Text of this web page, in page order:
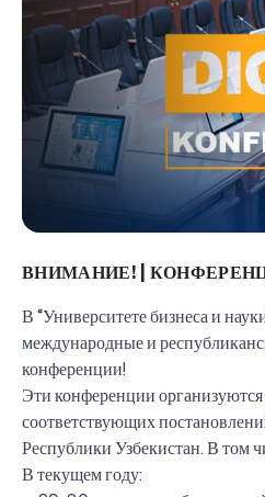
ВНИМАНИЕ! |
В “Университете бизнеса и
международные и
конференции!
Эти конференции
соответствующих
Республики Узбекистан. В том
В текущем году: